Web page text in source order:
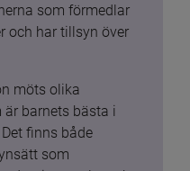
som förmedlar
och har tillsyn över
möts olika
är barnets bästa i
finns både
som